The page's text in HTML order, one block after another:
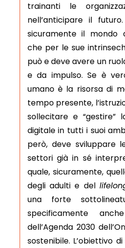
trainanti le
nell’anticipare il
sicuramente il mondo
che per le sue
può e deve avere un
e da impulso. Se è
umano è la risorsa di
tempo presente,
sollecitare e “gestire”
digitale in tutti i suoi
però, deve sviluppare
settori già in sé
quale, sicuramente,
degli adulti e del
una forte
specificamente
dell’Agenda 2030
sostenibile. L’obiettivo